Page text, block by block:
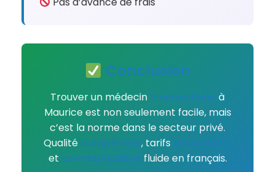
Conclusion
Trouver un médecin francophone à
Maurice est non seulement facile, mais
c’est la norme dans le secteur privé.
Qualitéeuropéenne, tarifs abordables
et communication fluide en français.